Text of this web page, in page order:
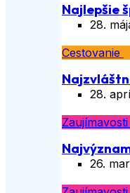
Najlepšie
28.
Cestovanie
28.
Zaujímavosti
26.